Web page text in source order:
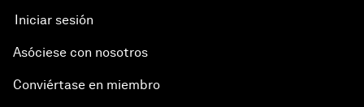
Iniciar sesión
Asóciese con nosotros
Conviértase en miembro